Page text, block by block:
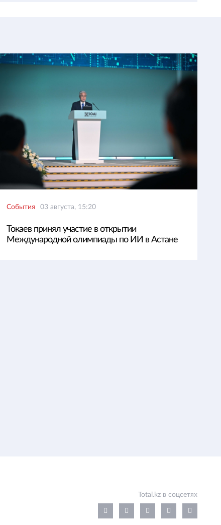
События 03 августа, 15:20
Токаев принял участие в открытии
Международной олимпиады по ИИ в Астане
Total.kz в соцсетях